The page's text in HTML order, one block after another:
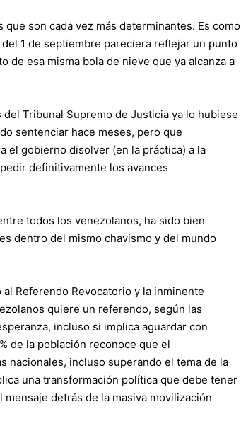
son cada vez más determinantes. Es como
1 de septiembre pareciera reflejar un punto
de esa misma bola de nieve que ya alcanza a
Tribunal Supremo de Justicia ya lo hubiese
sentenciar hace meses, pero que
el gobierno disolver (en la práctica) a la
definitivamente los avances
todos los venezolanos, ha sido bien
dentro del mismo chavismo y del mundo
Referendo Revocatorio y la inminente
quiere un referendo, según las
incluso si implica aguardar con
de la población reconoce que el
nacionales, incluso superando el tema de la
una transformación política que debe tener
detrás de la masiva movilización